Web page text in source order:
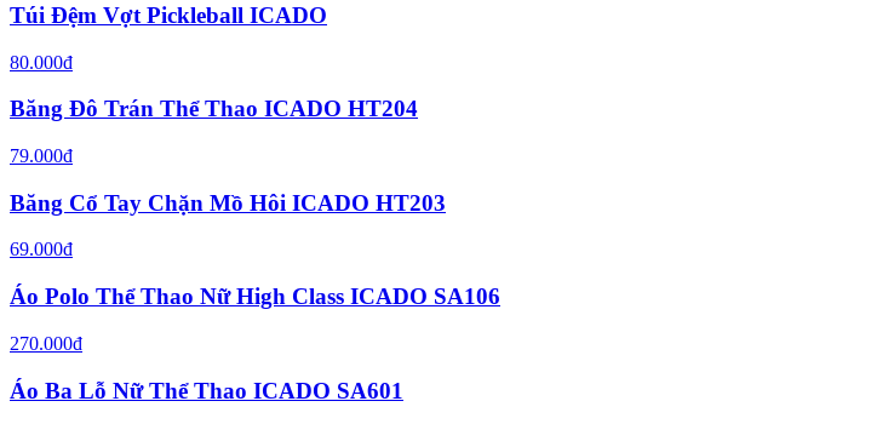
Túi Đệm Vợt Pickleball ICADO
80.000đ
Băng Đô Trán Thể Thao ICADO HT204
79.000đ
Băng Cổ Tay Chặn Mồ Hôi ICADO HT203
69.000đ
Áo Polo Thể Thao Nữ High Class ICADO SA106
270.000đ
Áo Ba Lỗ Nữ Thể Thao ICADO SA601